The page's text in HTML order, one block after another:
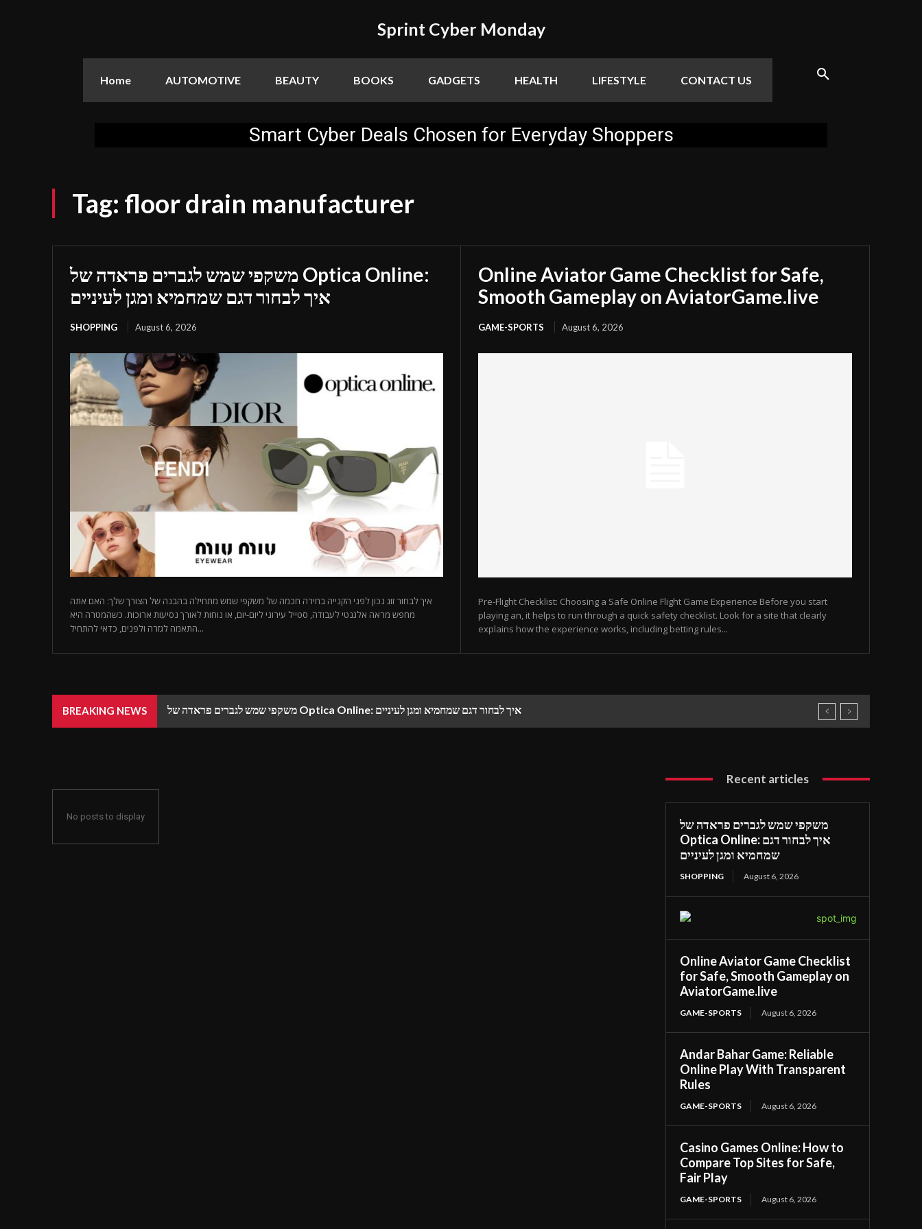
Sprint Cyber Monday
Home AUTOMOTIVE BEAUTY BOOKS GADGETS HEALTH LIFESTYLE CONTACT US
Smart Cyber Deals Chosen for Everyday Shoppers
Tag: floor drain manufacturer
משקפי שמש לגברים פראדה של Optica Online:
איך לבחור דגם שמחמיא ומגן לעיניים
SHOPPING August 6, 2026
איך לבחור זוג נכון לפני הקנייה בחירה חכמה של משקפי שמש מתחילה בהבנה של הצורך שלך: האם אתה
מחפש מראה אלגנטי לעבודה, סטייל עירוני ליום-יום, או נוחות לאורך נסיעות ארוכות. כשהמטרה היא
התאמה לגזרה ולפנים, כדאי להתחיל...
Online Aviator Game Checklist for Safe,
Smooth Gameplay on AviatorGame.live
GAME-SPORTS August 6, 2026
Pre-Flight Checklist: Choosing a Safe Online Flight Game Experience Before you start
playing an, it helps to run through a quick safety checklist. Look for a site that clearly
explains how the experience works, including betting rules...
BREAKING NEWS משקפי שמש לגברים פראדה של Optica Online: איך לבחור דגם שמחמיא ומגן לעיניים
No posts to display
Recent articles
משקפי שמש לגברים פראדה של
Optica Online: איך לבחור דגם
שמחמיא ומגן לעיניים
SHOPPING August 6, 2026
Online Aviator Game Checklist
for Safe, Smooth Gameplay on
AviatorGame.live
GAME-SPORTS August 6, 2026
Andar Bahar Game: Reliable
Online Play With Transparent
Rules
GAME-SPORTS August 6, 2026
Casino Games Online: How to
Compare Top Sites for Safe,
Fair Play
GAME-SPORTS August 6, 2026